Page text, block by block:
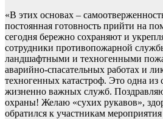
«В этих основах –
постоянная готовность прийти на
сегодня бережно сохраняют и
сотрудники противопожарной
ландшафтными и техногенными
аварийно-спасательных работах и
техногенных катастроф. Это одна
жизненно важных служб.
охраны! Желаю «сухих рукавов»,
обратился к участникам